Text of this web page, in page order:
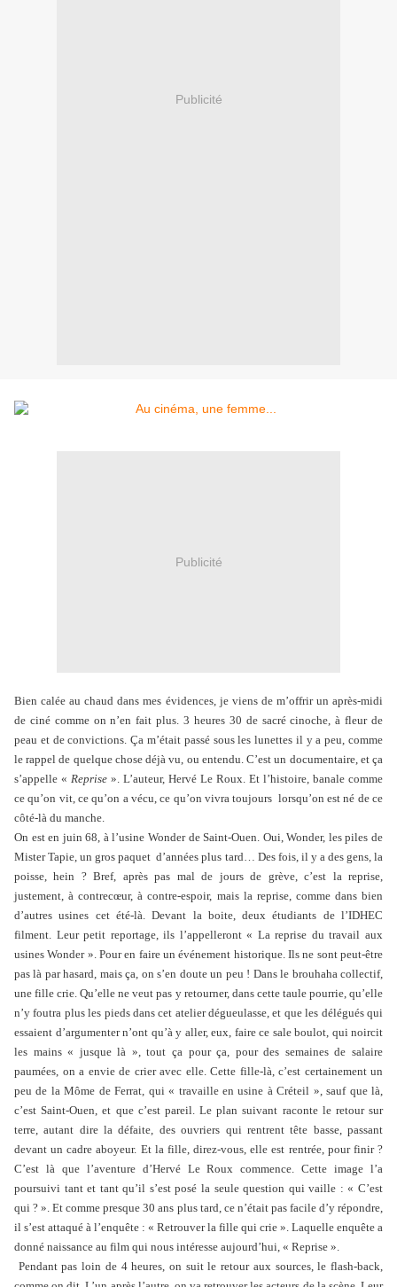
Publicité
Publicité
Bien calée au chaud dans mes évidences, je viens de m’offrir un après-midi
de ciné comme on n’en fait plus. 3 heures 30 de sacré cinoche, à fleur de
peau et de convictions. Ça m’était passé sous les lunettes il y a peu, comme
le rappel de quelque chose déjà vu, ou entendu. C’est un documentaire, et ça
s’appelle « Reprise ». L’auteur, Hervé Le Roux. Et l’histoire, banale comme
ce qu’on vit, ce qu’on a vécu, ce qu’on vivra toujours lorsqu’on est né de ce
côté-là du manche.
On est en juin 68, à l’usine Wonder de Saint-Ouen. Oui, Wonder, les piles de
Mister Tapie, un gros paquet d’années plus tard… Des fois, il y a des gens, la
poisse, hein ? Bref, après pas mal de jours de grève, c’est la reprise,
justement, à contrecœur, à contre-espoir, mais la reprise, comme dans bien
d’autres usines cet été-là. Devant la boite, deux étudiants de l’IDHEC
filment. Leur petit reportage, ils l’appelleront « La reprise du travail aux
usines Wonder ». Pour en faire un événement historique. Ils ne sont peut-être
pas là par hasard, mais ça, on s’en doute un peu ! Dans le brouhaha collectif,
une fille crie. Qu’elle ne veut pas y retourner, dans cette taule pourrie, qu’elle
n’y foutra plus les pieds dans cet atelier dégueulasse, et que les délégués qui
essaient d’argumenter n’ont qu’à y aller, eux, faire ce sale boulot, qui noircit
les mains « jusque là », tout ça pour ça, pour des semaines de salaire
paumées, on a envie de crier avec elle. Cette fille-là, c’est certainement un
peu de la Môme de Ferrat, qui « travaille en usine à Créteil », sauf que là,
c’est Saint-Ouen, et que c’est pareil. Le plan suivant raconte le retour sur
terre, autant dire la défaite, des ouvriers qui rentrent tête basse, passant
devant un cadre aboyeur. Et la fille, direz-vous, elle est rentrée, pour finir ?
C’est là que l’aventure d’Hervé Le Roux commence. Cette image l’a
poursuivi tant et tant qu’il s’est posé la seule question qui vaille : « C’est
qui ? ». Et comme presque 30 ans plus tard, ce n’était pas facile d’y répondre,
il s’est attaqué à l’enquête : « Retrouver la fille qui crie ». Laquelle enquête a
donné naissance au film qui nous intéresse aujourd’hui, « Reprise ».
Pendant pas loin de 4 heures, on suit le retour aux sources, le flash-back,